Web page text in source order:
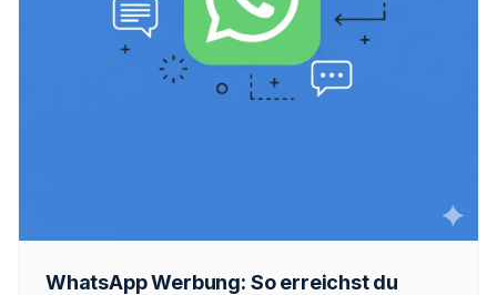
WhatsApp Werbung: So erreichst du